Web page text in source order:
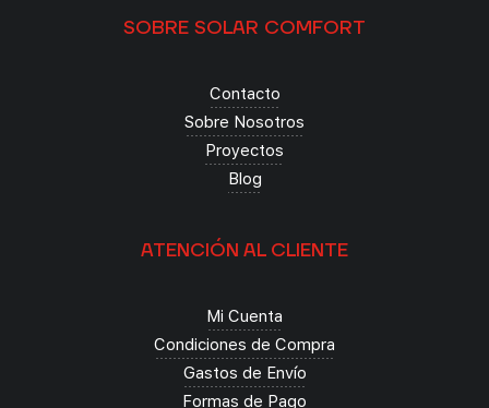
SOBRE SOLAR COMFORT
Contacto
Sobre Nosotros
Proyectos
Blog
ATENCIÓN AL CLIENTE
Mi Cuenta
Condiciones de Compra
Gastos de Envío
Formas de Pago